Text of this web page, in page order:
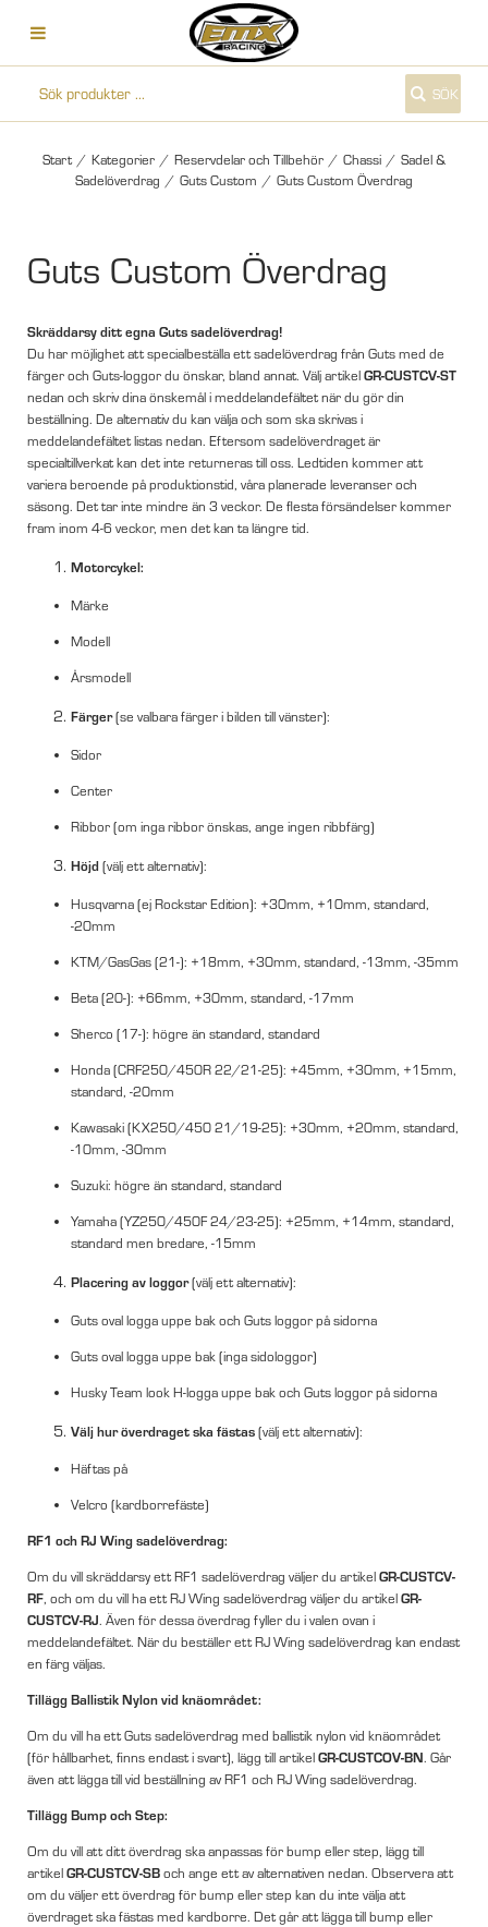
SÖK
Start / Kategorier / Reservdelar och Tillbehör / Chassi / Sadel &
Sadelöverdrag / Guts Custom / Guts Custom Överdrag
Guts Custom Överdrag
Skräddarsy ditt egna Guts sadelöverdrag!
Du har möjlighet att specialbeställa ett sadelöverdrag från Guts med de
färger och Guts-loggor du önskar, bland annat. Välj artikelGR-CUSTCV-ST
nedan och skriv dina önskemål i meddelandefältet när du gör din
beställning. De alternativ du kan välja och som ska skrivas i
meddelandefältet listas nedan. Eftersom sadelöverdraget är
specialtillverkat kan det inte returneras till oss. Ledtiden kommer att
variera beroende på produktionstid, våra planerade leveranser och
säsong. Det tar inte mindre än 3 veckor. De flesta försändelser kommer
fram inom 4-6 veckor, men det kan ta längre tid.
Motorcykel:
Märke
Modell
Årsmodell
Färger(se valbara färger i bilden till vänster):
Sidor
Center
Ribbor (om inga ribbor önskas, ange ingen ribbfärg)
Höjd(välj ett alternativ):
Husqvarna (ej Rockstar Edition): +30mm, +10mm, standard,
-20mm
KTM/GasGas (21-): +18mm, +30mm, standard, -13mm, -35mm
Beta (20-): +66mm, +30mm, standard, -17mm
Sherco (17-): högre än standard, standard
Honda (CRF250/450R 22/21-25): +45mm, +30mm, +15mm,
standard, -20mm
Kawasaki (KX250/450 21/19-25): +30mm, +20mm, standard,
-10mm, -30mm
Suzuki: högre än standard, standard
Yamaha (YZ250/450F 24/23-25): +25mm, +14mm, standard,
standard men bredare, -15mm
Placering av loggor(välj ett alternativ):
Guts oval logga uppe bak och Guts loggor på sidorna
Guts oval logga uppe bak (inga sidologgor)
Husky Team look H-logga uppe bak och Guts loggor på sidorna
Välj hur överdraget ska fästas(välj ett alternativ):
Häftas på
Velcro (kardborrefäste)
RF1 och RJ Wing sadelöverdrag:
Om du vill skräddarsy ett RF1 sadelöverdrag väljer du artikelGR-CUSTCV-
RF, och om du vill ha ett RJ Wing sadelöverdrag väljer du artikelGR-
CUSTCV-RJ. Även för dessa överdrag fyller du i valen ovan i
meddelandefältet. När du beställer ett RJ Wing sadelöverdrag kan endast
en färg väljas.
Tillägg Ballistik Nylon vid knäområdet:
Om du vill ha ett Guts sadelöverdrag med ballistik nylon vid knäområdet
(för hållbarhet, finns endast i svart), lägg till artikelGR-CUSTCOV-BN. Går
även att lägga till vid beställning av RF1 och RJ Wing sadelöverdrag.
Tillägg Bump och Step:
Om du vill att ditt överdrag ska anpassas för bump eller step, lägg till
artikelGR-CUSTCV-SBoch ange ett av alternativen nedan. Observera att
om du väljer ett överdrag för bump eller step kan du inte välja att
överdraget ska fästas med kardborre. Det går att lägga till bump eller